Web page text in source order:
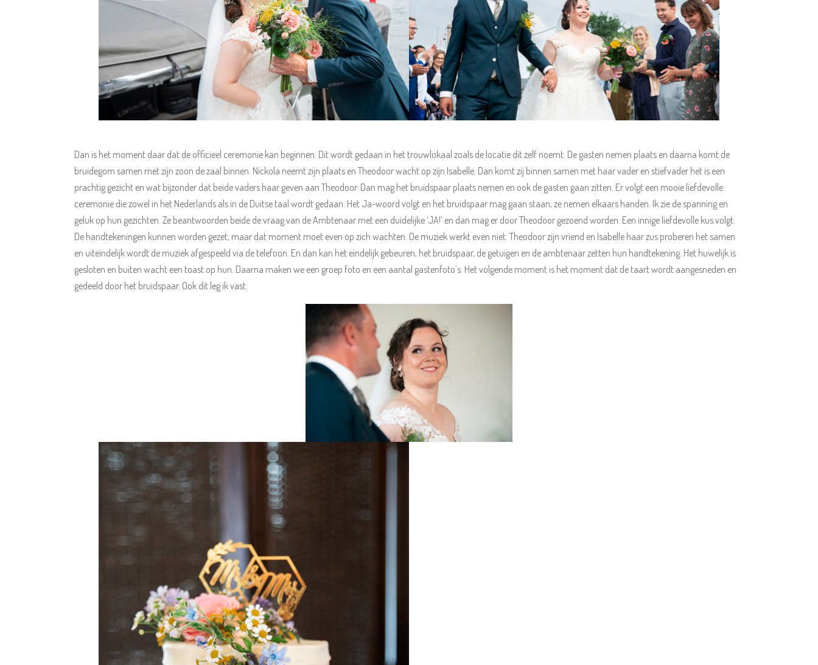
Dan is het moment daar dat de officieel ceremonie kan beginnen. Dit wordt gedaan in het trouwlokaal zoals de locatie dit zelf noemt. De gasten nemen plaats en daarna komt de
bruidegom samen met zijn zoon de zaal binnen. Nickola neemt zijn plaats en Theodoor wacht op zijn Isabelle. Dan komt zij binnen samen met haar vader en stiefvader het is een
prachtig gezicht en wat bijzonder dat beide vaders haar geven aan Theodoor. Dan mag het bruidspaar plaats nemen en ook de gasten gaan zitten. Er volgt een mooie liefdevolle
ceremonie die zowel in het Nederlands als in de Duitse taal wordt gedaan. Het Ja-woord volgt en het bruidspaar mag gaan staan, ze nemen elkaars handen. Ik zie de spanning en
geluk op hun gezichten. Ze beantwoorden beide de vraag van de Ambtenaar met een duidelijke ‘JA!’ en dan mag er door Theodoor gezoend worden. Een innige liefdevolle kus volgt.
De handtekeningen kunnen worden gezet, maar dat moment moet even op zich wachten. De muziek werkt even niet. Theodoor zijn vriend en Isabelle haar zus proberen het samen
en uiteindelijk wordt de muziek afgespeeld via de telefoon. En dan kan het eindelijk gebeuren, het bruidspaar, de getuigen en de ambtenaar zetten hun handtekening. Het huwelijk is
gesloten en buiten wacht een toast op hun. Daarna maken we een groep foto en een aantal gastenfoto’s. Het volgende moment is het moment dat de taart wordt aangesneden en
gedeeld door het bruidspaar. Ook dit leg ik vast.